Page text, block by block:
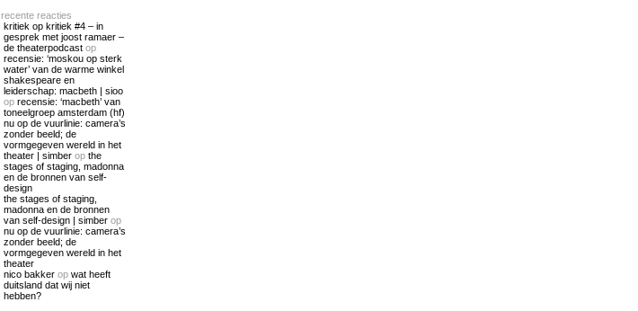
recente reacties
kritiek op kritiek #4 – in
gesprek met joost ramaer –
de theaterpodcast op
recensie: ‘moskou op sterk
water’ van de warme winkel
shakespeare en
leiderschap: macbeth | sioo
op recensie: ‘macbeth’ van
toneelgroep amsterdam (hf)
nu op de vuurlinie: camera’s
zonder beeld; de
vormgegeven wereld in het
theater | simber op the
stages of staging, madonna
en de bronnen van self-
design
the stages of staging,
madonna en de bronnen
van self-design | simber op
nu op de vuurlinie: camera’s
zonder beeld; de
vormgegeven wereld in het
theater
nico bakker op wat heeft
duitsland dat wij niet
hebben?